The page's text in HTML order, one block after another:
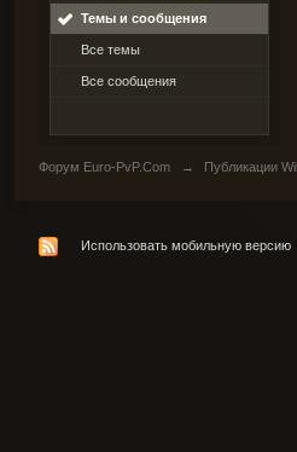
Темы и сообщения
Все темы
Все сообщения
Форум Euro-PvP.Com → Публикации
Использовать мобильную версию